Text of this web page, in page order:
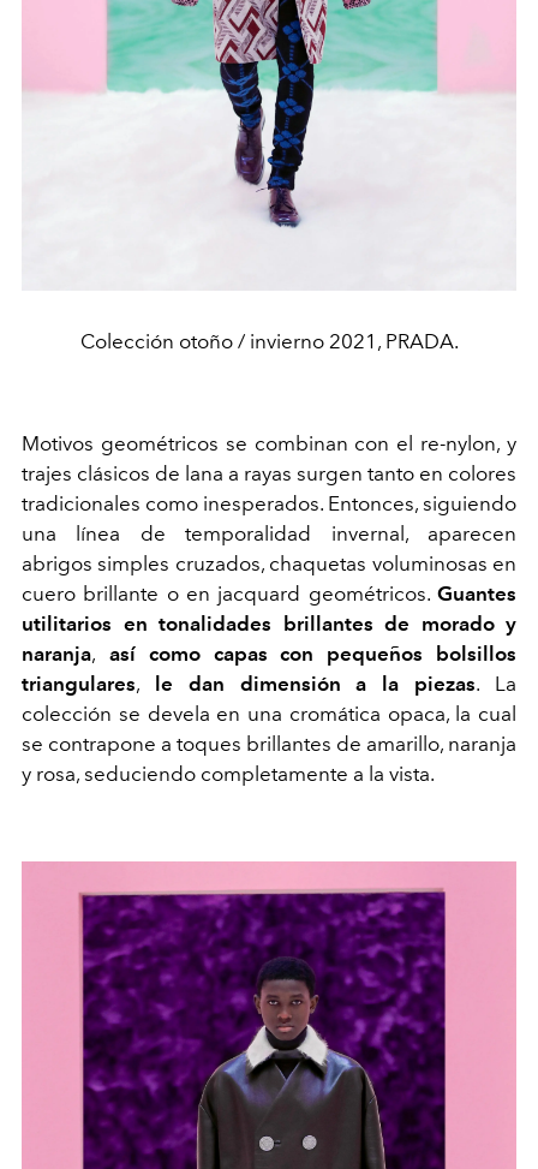
Colección otoño / invierno 2021, PRADA.
Motivos geométricos se combinan con el re-nylon, y
trajes clásicos de lana a rayas surgen tanto en colores
tradicionales como inesperados. Entonces, siguiendo
una línea de temporalidad invernal, aparecen
abrigos simples cruzados, chaquetas voluminosas en
cuero brillante o en jacquard geométricos. Guantes
utilitarios en tonalidades brillantes de morado y
naranja, así como capas con pequeños bolsillos
triangulares, le dan dimensión a la piezas. La
colección se devela en una cromática opaca, la cual
se contrapone a toques brillantes de amarillo, naranja
y rosa, seduciendo completamente a la vista.